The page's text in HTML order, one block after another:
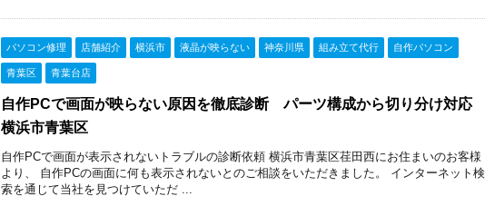
パソコン修理 店舗紹介 横浜市 液晶が映らない 神奈川県 組み立て代行 自作パソコン
青葉区 青葉台店
自作PCで画面が映らない原因を徹底診断 パーツ構成から切り分け対応
横浜市青葉区
自作PCで画面が表示されないトラブルの診断依頼 横浜市青葉区荏田西にお住まいのお客様
より、 自作PCの画面に何も表示されないとのご相談をいただきました。 インターネット検
索を通じて当社を見つけていただ ...